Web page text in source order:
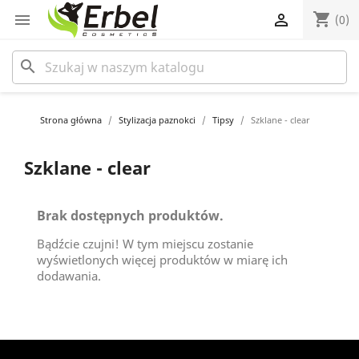
 shopping_cart (0)

search
Strona główna Stylizacja paznokci Tipsy Szklane - clear
Szklane - clear
Brak dostępnych produktów.
Bądźcie czujni! W tym miejscu zostanie
wyświetlonych więcej produktów w miarę ich
dodawania.